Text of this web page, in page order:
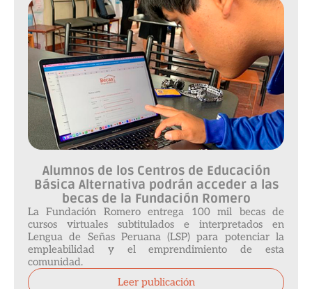
Alumnos de los Centros de Educación
Básica Alternativa podrán acceder a las
becas de la Fundación Romero
La Fundación Romero entrega 100 mil becas de
cursos virtuales subtitulados e interpretados en
Lengua de Señas Peruana (LSP) para potenciar la
empleabilidad y el emprendimiento de esta
comunidad.
Leer publicación